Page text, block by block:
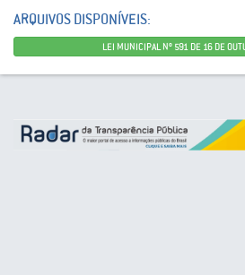
ARQUIVOS DISPONÍVEIS:
LEI MUNICIPAL Nº 591 DE 16 DE